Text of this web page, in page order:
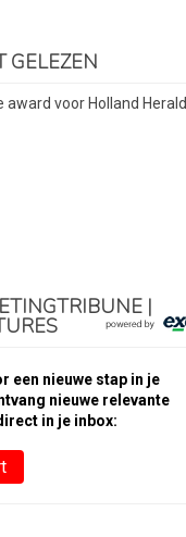
GELEZEN
award voor Holland Herald
|
een nieuwe stap in je
nieuwe relevante
in je inbox: